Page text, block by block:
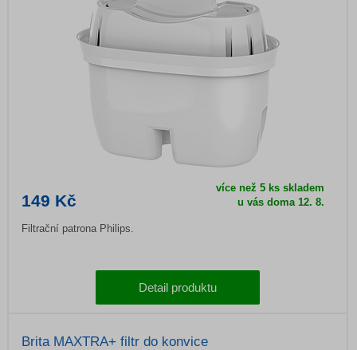
149 Kč
více než 5 ks skladem
u vás doma12. 8.
Filtrační patrona Philips.
Detail produktu
Brita MAXTRA+ filtr do konvice